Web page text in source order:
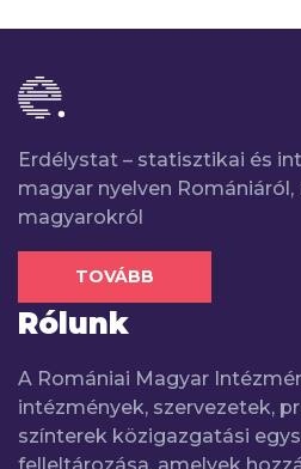
Erdélystat – statisztikai és
magyar nyelven Romániáról,
magyarokról
TOVÁBB
Rólunk
A Romániai Magyar
intézmények, szervezetek,
színterek közigazgatási